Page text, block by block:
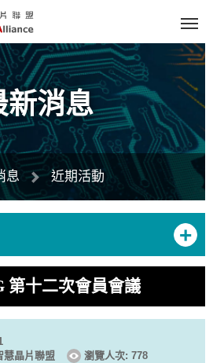
新消息
息 近期活動
+
第十二次會員會議
慧晶片聯盟
瀏覽人次: 778